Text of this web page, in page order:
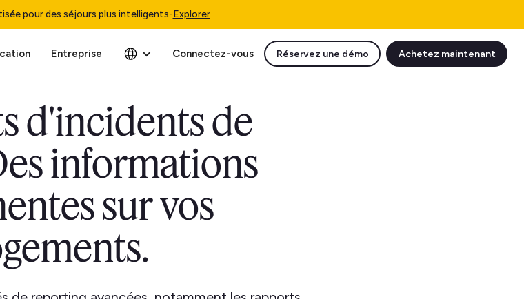
pour des séjours plus intelligents-Explorer
Entreprise Connectez-vous Réservez une démo Achetez maintenant
d'incidents de
informations
sur vos